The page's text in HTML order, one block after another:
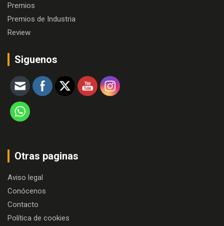
Premios
Premios de Industria
Review
Siguenos
Otras paginas
Aviso legal
Conócenos
Contacto
Política de cookies